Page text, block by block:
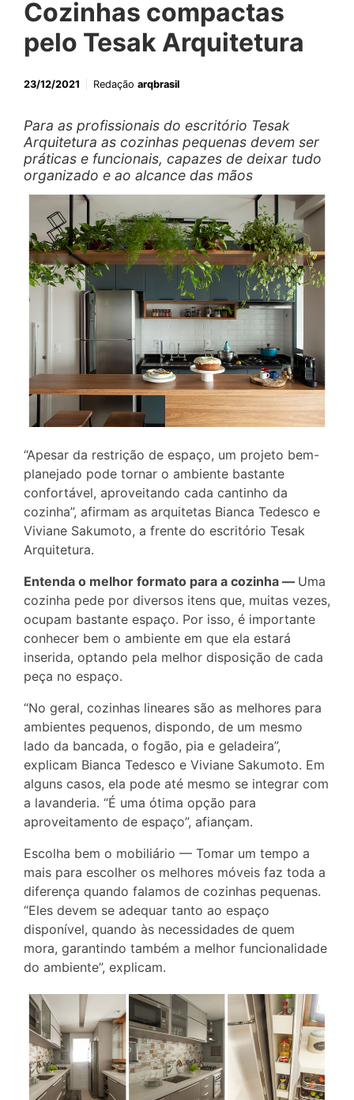
Cozinhas compactas
pelo Tesak Arquitetura
23/12/2021 Redação arqbrasil
Para as profissionais do escritório Tesak
Arquitetura as cozinhas pequenas devem ser
práticas e funcionais, capazes de deixar tudo
organizado e ao alcance das mãos
“Apesar da restrição de espaço, um projeto bem-
planejado pode tornar o ambiente bastante
confortável, aproveitando cada cantinho da
cozinha”, afirmam as arquitetas Bianca Tedesco e
Viviane Sakumoto, a frente do escritório Tesak
Arquitetura.
Entenda o melhor formato para a cozinha — Uma
cozinha pede por diversos itens que, muitas vezes,
ocupam bastante espaço. Por isso, é importante
conhecer bem o ambiente em que ela estará
inserida, optando pela melhor disposição de cada
peça no espaço.
“No geral, cozinhas lineares são as melhores para
ambientes pequenos, dispondo, de um mesmo
lado da bancada, o fogão, pia e geladeira”,
explicam Bianca Tedesco e Viviane Sakumoto. Em
alguns casos, ela pode até mesmo se integrar com
a lavanderia. “É uma ótima opção para
aproveitamento de espaço”, afiançam.
Escolha bem o mobiliário — Tomar um tempo a
mais para escolher os melhores móveis faz toda a
diferença quando falamos de cozinhas pequenas.
“Eles devem se adequar tanto ao espaço
disponível, quando às necessidades de quem
mora, garantindo também a melhor funcionalidade
do ambiente”, explicam.